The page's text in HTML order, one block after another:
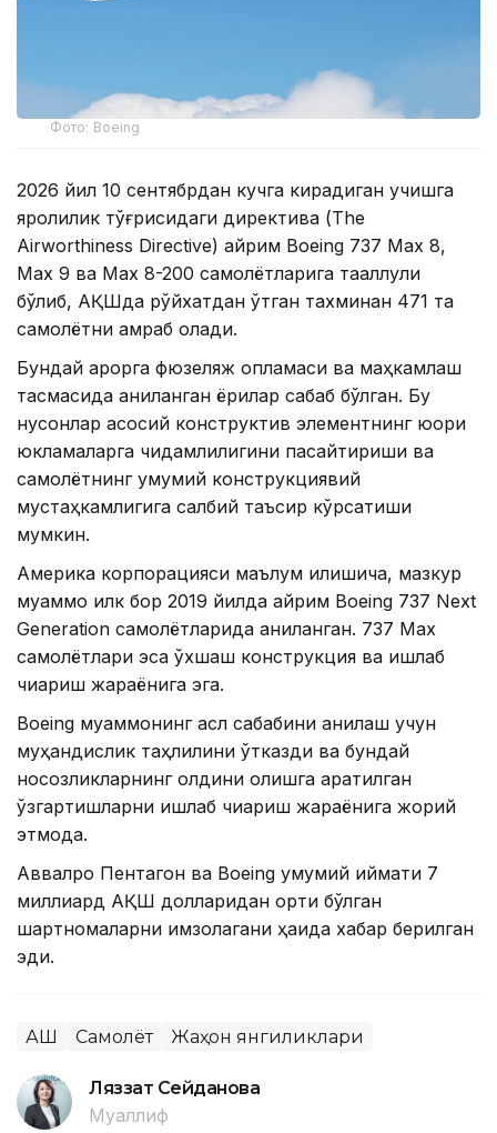
Фото: Boeing
2026 йил 10 сентябрдан кучга кирадиган учишга
яроқлилик тўғрисидаги директива (The
Airworthiness Directive) айрим Boeing 737 Max 8,
Max 9 ва Max 8-200 самолётларига тааллуқли
бўлиб, АҚШда рўйхатдан ўтган тахминан 471 та
самолётни қамраб олади.
Бундай қарорга фюзеляж қопламаси ва маҳкамлаш
тасмасида аниқланган ёриқлар сабаб бўлган. Бу
нуқсонлар асосий конструктив элементнинг юқори
юкламаларга чидамлилигини пасайтириши ва
самолётнинг умумий конструкциявий
мустаҳкамлигига салбий таъсир кўрсатиши
мумкин.
Америка корпорацияси маълум қилишича, мазкур
муаммо илк бор 2019 йилда айрим Boeing 737 Next
Generation самолётларида аниқланган. 737 Max
самолётлари эса ўхшаш конструкция ва ишлаб
чиқариш жараёнига эга.
Boeing муаммонинг асл сабабини аниқлаш учун
муҳандислик таҳлилини ўтказди ва бундай
носозликларнинг олдини олишга қаратилган
ўзгартишларни ишлаб чиқариш жараёнига жорий
этмоқда.
Аввалроқ Пентагон ва Boeing умумий қиймати 7
миллиард АҚШ долларидан ортиқ бўлган
шартномаларни имзолагани ҳақида хабар берилган
эди.
АҚШ Самолёт Жаҳон янгиликлари
Ляззат Сейданова
Муаллиф